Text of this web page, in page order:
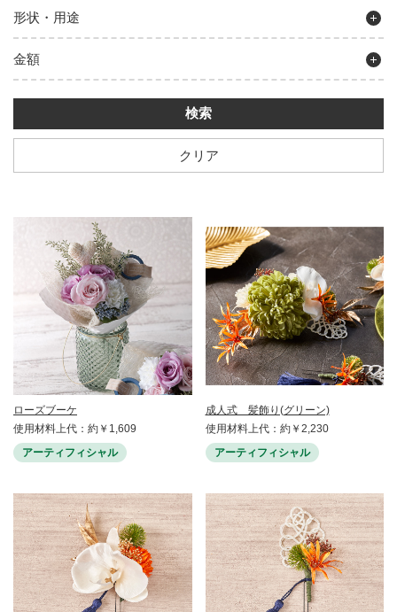
形状・用途
金額
クリア
ローズブーケ
使用材料上代：約￥1,609
アーティフィシャル
成人式 髪飾り(グリーン)
使用材料上代：約￥2,230
アーティフィシャル